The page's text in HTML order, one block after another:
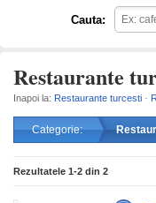
Cauta:
Restaurante
Inapoi la: Restaurante turcesti ·
Categorie:
Rezultatele 1-2 din 2